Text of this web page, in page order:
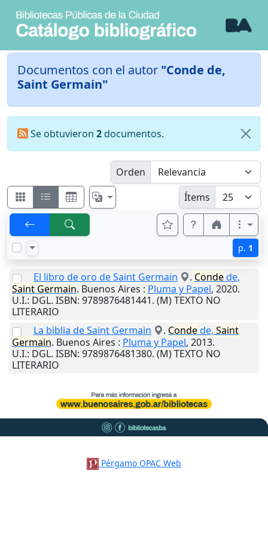
Documentos con el autor "Conde de,
Saint Germain"
Se obtuvieron 2documentos.
Orden
Ítems
p. 1
El libro de oro de Saint Germain . Condede,
Saint Germain. Buenos Aires : Pluma y Papel, 2020.
U.I.: DGL. ISBN: 9789876481441. (M) TEXTO NO
LITERARIO
La biblia de Saint Germain
. Condede, Saint
Germain. Buenos Aires : Pluma y Papel, 2013.
U.I.: DGL. ISBN: 9789876481380. (M) TEXTO NO
LITERARIO
Pérgamo OPAC Web